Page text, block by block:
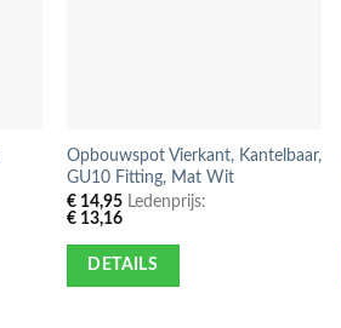
Opbouwspot Vierkant, Kantelbaar,
GU10 Fitting, Mat Wit
€14,95Ledenprijs:
€13,16
DETAILS